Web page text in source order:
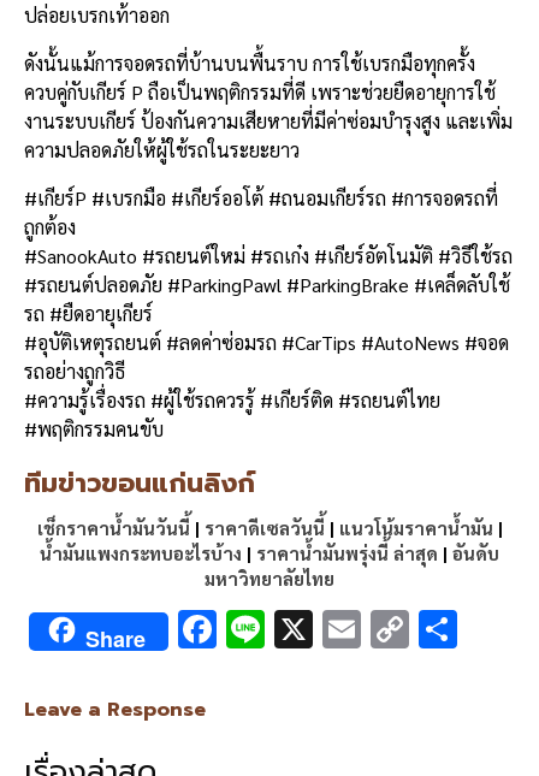
ปล่อยเบรกเท้าออก
ดังนั้นแม้การจอดรถที่บ้านบนพื้นราบ การใช้เบรกมือทุกครั้ง
ควบคู่กับเกียร์ P ถือเป็นพฤติกรรมที่ดี เพราะช่วยยืดอายุการใช้
งานระบบเกียร์ ป้องกันความเสียหายที่มีค่าซ่อมบำรุงสูง และเพิ่ม
ความปลอดภัยให้ผู้ใช้รถในระยะยาว
#เกียร์P #เบรกมือ #เกียร์ออโต้ #ถนอมเกียร์รถ #การจอดรถที่
ถูกต้อง
#SanookAuto #รถยนต์ใหม่ #รถเก๋ง #เกียร์อัตโนมัติ #วิธีใช้รถ
#รถยนต์ปลอดภัย #ParkingPawl #ParkingBrake #เคล็ดลับใช้
รถ #ยืดอายุเกียร์
#อุบัติเหตุรถยนต์ #ลดค่าซ่อมรถ #CarTips #AutoNews #จอด
รถอย่างถูกวิธี
#ความรู้เรื่องรถ #ผู้ใช้รถควรรู้ #เกียร์ติด #รถยนต์ไทย
#พฤติกรรมคนขับ
ทีมข่าวขอนแก่นลิงก์
เช็กราคาน้ำมันวันนี้ | ราคาดีเซลวันนี้ | แนวโน้มราคาน้ำมัน |
น้ำมันแพงกระทบอะไรบ้าง | ราคาน้ำมันพรุ่งนี้ ล่าสุด | อันดับ
มหาวิทยาลัยไทย
Share F Li X E C
Leave a Response